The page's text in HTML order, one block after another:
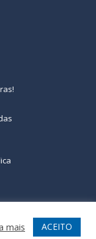
!
mais ACEITO